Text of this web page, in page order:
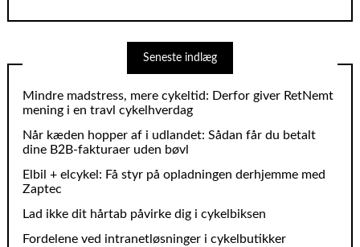
Seneste indlæg
Mindre madstress, mere cykeltid: Derfor giver RetNemt
mening i en travl cykelhverdag
Når kæden hopper af i udlandet: Sådan får du betalt
dine B2B‑fakturaer uden bøvl
Elbil + elcykel: Få styr på opladningen derhjemme med
Zaptec
Lad ikke dit hårtab påvirke dig i cykelbiksen
Fordelene ved intranetløsninger i cykelbutikker